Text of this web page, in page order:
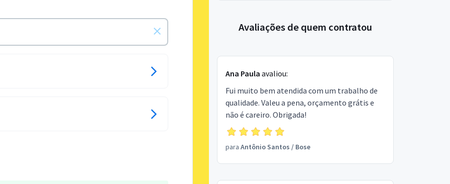
Avaliações de quem contratou
Ana Paula avaliou:
Fui muito bem atendida com um trabalho de
qualidade. Valeu a pena, orçamento grátis e
não é careiro. Obrigada!
para Antônio Santos / Bose